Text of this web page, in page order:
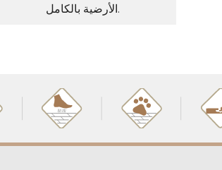
الأرضية بالكامل.